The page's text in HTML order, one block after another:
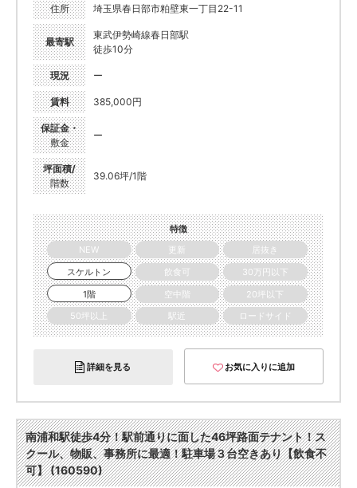
住所 埼玉県春日部市粕壁東一丁目22-11
最寄駅
東武伊勢崎線春日部駅
徒歩10分
現況 ー
賃料 385,000円
保証金・
敷金
ー
坪面積/
階数
39.06坪/1階
特徴
NEW
更新
居抜き
スケルトン
飲食可
30万円以下
1階
空中階
20坪以下
50坪以上
駅近 ロードサイド
詳細を見る お気に入りに追加
南浦和駅徒歩4分！駅前通りに面した46坪路面テナント！ス
クール、物販、事務所に最適！駐車場３台空きあり【飲食不
可】 (160590)